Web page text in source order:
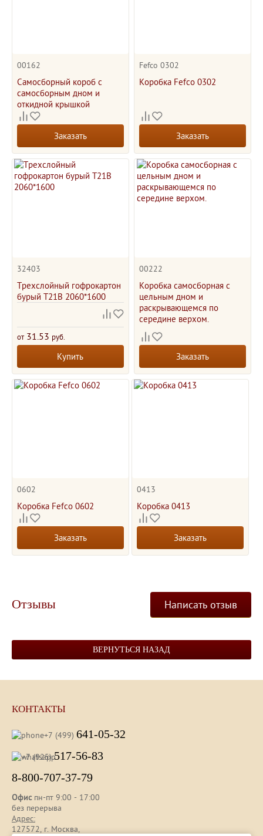
00162
Самосборный короб с
самосборным дном и
откидной крышкой
Заказать
Fefco 0302
Коробка Fefco 0302
Заказать
32403
Трехслойный гофрокартон
бурый Т21В 2060*1600
от31.53 руб.
Купить
00222
Коробка самосборная с
цельным дном и
раскрывающемся по
середине верхом.
Заказать
0602
Коробка Fefco 0602
Заказать
0413
Коробка 0413
Заказать
Отзывы Написать отзыв
ВЕРНУТЬСЯ НАЗАД
КОНТАКТЫ
+7 (499) 641-05-32
+7 (925)517-56-83
8-800-707-37-79
Офиспн-пт 9:00 - 17:00
без перерыва
Адрес:
127572, г. Москва,